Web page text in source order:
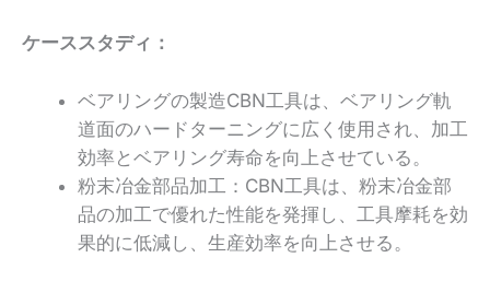
ケーススタディ：
ベアリングの製造CBN工具は、ベアリング軌
道面のハードターニングに広く使用され、加工
効率とベアリング寿命を向上させている。
粉末冶金部品加工：CBN工具は、粉末冶金部
品の加工で優れた性能を発揮し、工具摩耗を効
果的に低減し、生産効率を向上させる。